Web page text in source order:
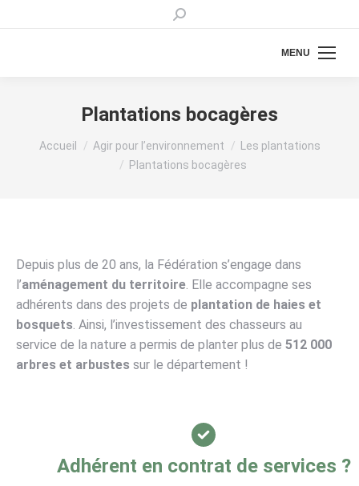
Recherche
MENU
Plantations bocagères
Vous êtes ici :
Accueil Agir pour l’environnement
Les plantations
Plantations bocagères
Depuis plus de 20 ans, la Fédération s’engage dans
l’aménagement du territoire. Elle accompagne ses
adhérents dans des projets de plantation de haies et
bosquets. Ainsi, l’investissement des chasseurs au
service de la nature a permis de planter plus de 512 000
arbres et arbustes sur le département !
Adhérent en contrat de services ?